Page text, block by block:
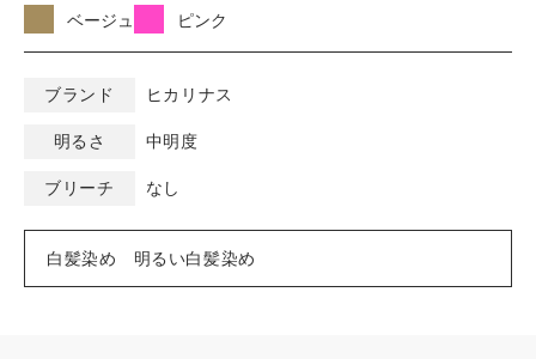
オレンジ
バイオレット/パープ
イエロー/ホワイト
ブルーブラック
デザインカラー
ベージュ ピンク
ブランド ヒカリナス
明るさ 中明度
ブリーチ なし
白髪染め 明るい白髪染め